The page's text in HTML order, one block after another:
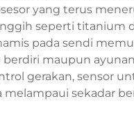
yang terus
seperti titanium
pada sendi
berdiri maupun
gerakan, sensor
melampaui sekadar